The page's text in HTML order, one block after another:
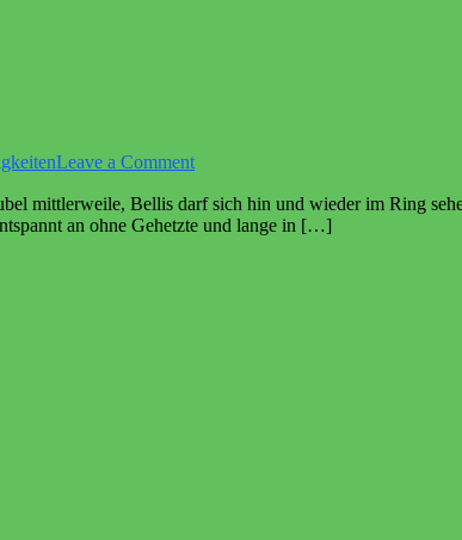
Leave a Commenton
mittlerweile, Bellis darf sich hin und wieder im Ring
an ohne Gehetzte und lange in […]